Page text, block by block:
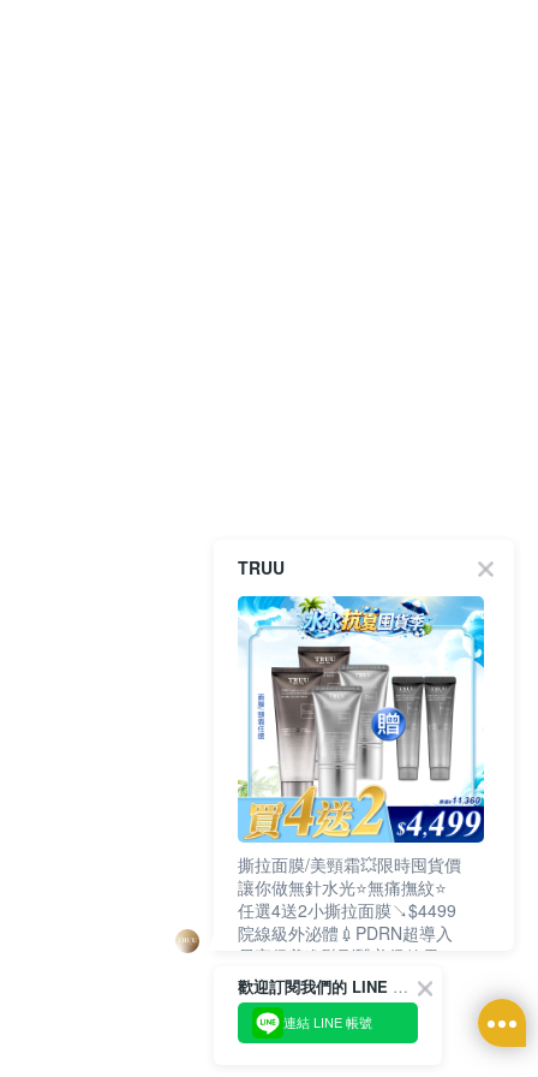
TRUU
撕拉面膜/美頸霜💥限時囤貨價
讓你做無針水光⭐無痛撫紋⭐
任選4送2小撕拉面膜↘$4499
院線級外泌體💉PDRN超導入
居家保養進階到醫美級效果❗
歡迎訂閱我們的 LINE 官方帳號
連結 LINE 帳號